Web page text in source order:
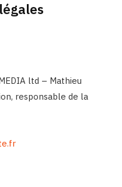
ltd – Mathieu
responsable de la